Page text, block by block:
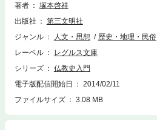
著者
塚本啓祥
出版社
第三文明社
ジャンル
人文・思想
歴史・地理・民俗
レーベル
レグルス文庫
シリーズ
仏教史入門
電子版配信開始日
2014/02/11
ファイルサイズ
3.08 MB